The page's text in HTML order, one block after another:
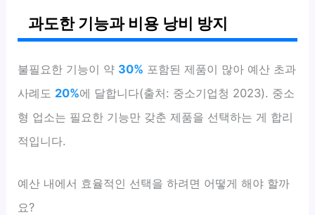
과도한 기능과 비용 낭비 방지
불필요한 기능이 약 30% 포함된 제품이 많아 예산 초과
사례도 20%에 달합니다(출처: 중소기업청 2023). 중소
형 업소는 필요한 기능만 갖춘 제품을 선택하는 게 합리
적입니다.
예산 내에서 효율적인 선택을 하려면 어떻게 해야 할까
요?